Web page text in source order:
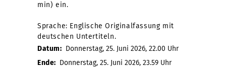
min) ein.
Sprache: Englische Originalfassung mit
deutschen Untertiteln.
Datum: Donnerstag, 25. Juni 2026, 22.00 Uhr
Ende: Donnerstag, 25. Juni 2026, 23.59 Uhr